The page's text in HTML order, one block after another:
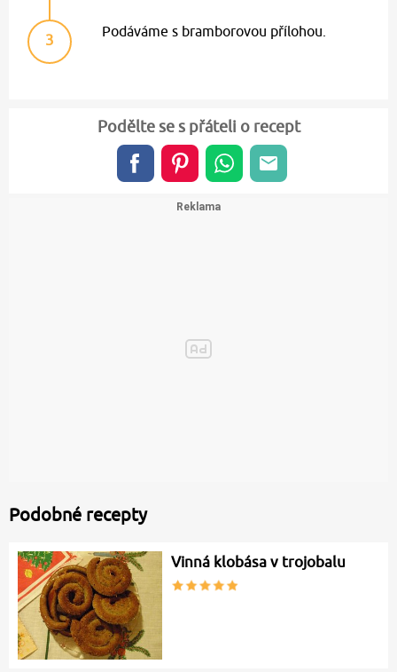
3 Podáváme s bramborovou přílohou.
Podělte se s přáteli o recept
Podobné recepty
Vinná klobása v trojobalu